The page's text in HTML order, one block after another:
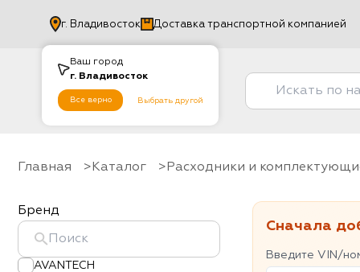
Ваш город
г. Владивосток
Все верно Выбрать другой
г. Владивосток Доставка транспортной компанией
Главная Каталог Расходники и
Бренд
AVANTECH
Сначала
Введите VIN/